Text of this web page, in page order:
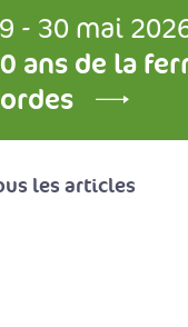
- 30 mai
ans de la
les articles